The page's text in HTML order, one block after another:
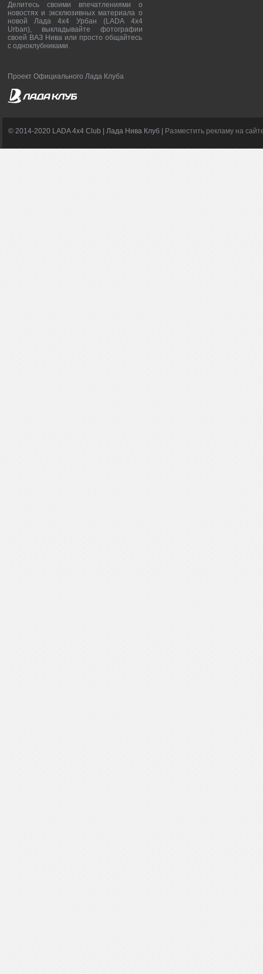
Делитесь своими впечатлениями о
новостях и эксклюзивных материала о
новой Лада 4х4 Урбан (LADA 4x4
Urban), выкладывайте фотографии
своей ВАЗ Нива или просто общайтесь
с одноклубниками.
Проект Официального Лада Клуба
© 2014-2020 LADA 4x4 Club | Лада Нива Клуб | Разместить рекламу на